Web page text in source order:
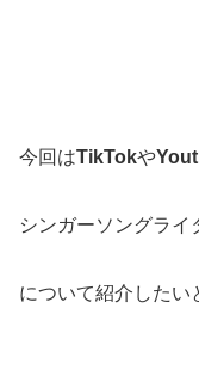
今回はTikTokや
シンガーソングライ
について紹介したい